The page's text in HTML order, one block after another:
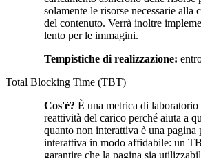
solamente le risorse necessarie alla
del contenuto. Verrà inoltre
lento per le immagini.
Tempistiche di realizzazione:
Total Blocking Time (TBT)
Cos'è? È una metrica di laboratorio
reattività del carico perché aiuta a
quanto non interattiva è una pagina
interattiva in modo affidabile: un
garantire che la pagina sia